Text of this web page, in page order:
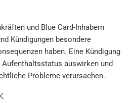
und Blue Card-Inhabern
Kündigungen besondere
haben. Eine Kündigung
auswirken und
Probleme verursachen.